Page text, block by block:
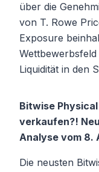
über die
von T. Rowe
Exposure
Liquidität in den
Bitwise
verkaufen?!
Analyse vom
Die neusten